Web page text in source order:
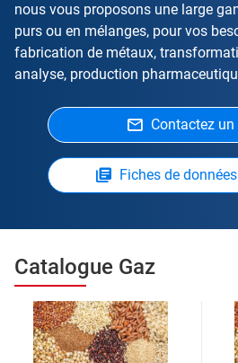
nous vous proposons une large
purs ou en mélanges, pour vos
fabrication de métaux,
analyse, production
Contactez un
Fiches de
Catalogue Gaz